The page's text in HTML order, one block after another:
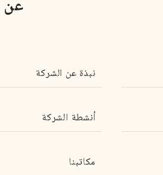
نبذة عن الشركة
أنشطة الشركة
مكاتبنا